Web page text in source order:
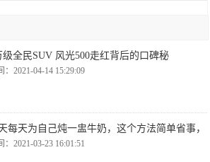
级全民SUV 风光500走红背后的口碑秘
：2021-04-14 15:29:09
每天为自己炖一盅牛奶，这个方法简单省事，
：2021-03-23 16:01:51